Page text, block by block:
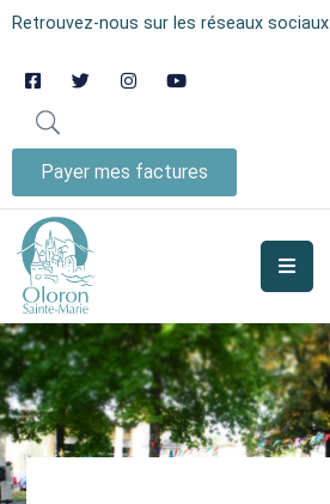
Retrouvez-nous sur les réseaux sociaux
Payer mes factures
AUJOURD’HUI
OLORON
JE
SUIS
MES
SERVICES
VIE
MUNICIPALE
JE